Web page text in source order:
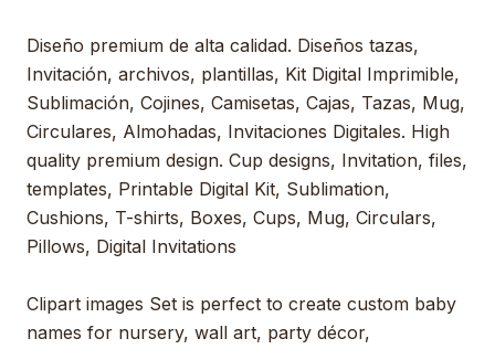
Diseño premium de alta calidad. Diseños tazas,
Invitación, archivos, plantillas, Kit Digital Imprimible,
Sublimación, Cojines, Camisetas, Cajas, Tazas, Mug,
Circulares, Almohadas, Invitaciones Digitales. High
quality premium design. Cup designs, Invitation, files,
templates, Printable Digital Kit, Sublimation,
Cushions, T-shirts, Boxes, Cups, Mug, Circulars,
Pillows, Digital Invitations
Clipart images Set is perfect to create custom baby
names for nursery, wall art, party décor,